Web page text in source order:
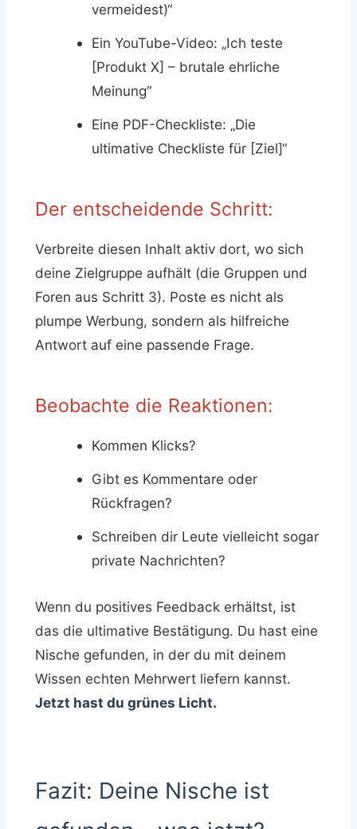
vermeidest)“
Ein YouTube-Video: „Ich teste
[Produkt X] – brutale ehrliche
Meinung“
Eine PDF-Checkliste: „Die
ultimative Checkliste für [Ziel]“
Der entscheidende Schritt:
Verbreite diesen Inhalt aktiv dort, wo sich
deine Zielgruppe aufhält (die Gruppen und
Foren aus Schritt 3). Poste es nicht als
plumpe Werbung, sondern als hilfreiche
Antwort auf eine passende Frage.
Beobachte die Reaktionen:
Kommen Klicks?
Gibt es Kommentare oder
Rückfragen?
Schreiben dir Leute vielleicht sogar
private Nachrichten?
Wenn du positives Feedback erhältst, ist
das die ultimative Bestätigung. Du hast eine
Nische gefunden, in der du mit deinem
Wissen echten Mehrwert liefern kannst.
Jetzt hast du grünes Licht.
Fazit: Deine Nische ist